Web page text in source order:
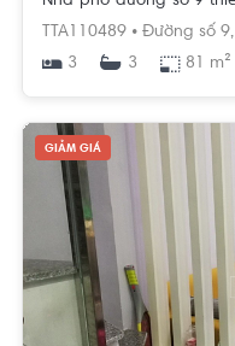
TTA110489 • Đường số 9,
3
3 81 m²
GIẢM GIÁ